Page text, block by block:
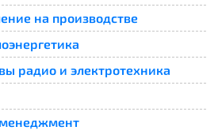
на производстве
радио и электротехника